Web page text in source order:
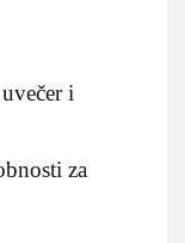
i
za